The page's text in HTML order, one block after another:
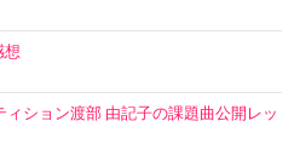
想
ション渡部 由記子の課題曲公開レッ